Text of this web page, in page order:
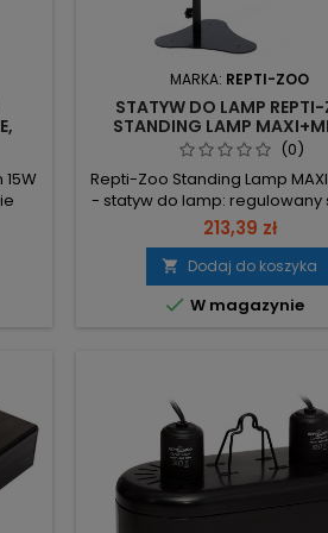
—
MARKA: REPTI-ZOO
STATYW DO LAMP
STANDING LAMP
REGULOWANY DO
(0)
Repti-Zoo Standing Lamp MAXI
- statyw do lamp: regulowany
dwoma ramionami, montaż
lub zacisku-imadle.
cm – pasuje do terrariów o
40–60 cm. 2 ramiona (dł. 34
możliwość zawieszenia
213,39 zł
 Dodaj do koszyka
 W magazynie